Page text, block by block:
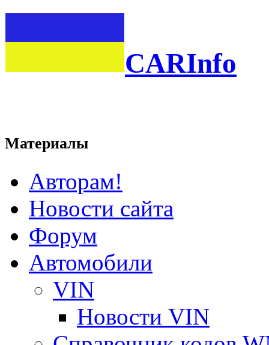
CARInfo
Материалы
Авторам!
Новости сайта
Форум
Автомобили
VIN
Новости VIN